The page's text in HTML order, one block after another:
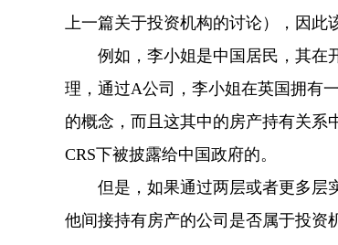
上一篇关于投资机构的讨论），因此
例如，李小姐是中国居民，其在
理，通过A公司，李小姐在英国拥有
的概念，而且这其中的房产持有关系
CRS下被披露给中国政府的。
但是，如果通过两层或者更多层实
他间接持有房产的公司是否属于投资